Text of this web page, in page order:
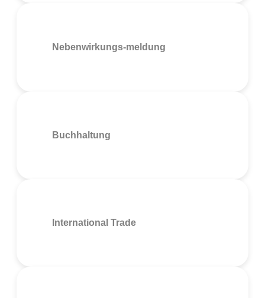
Nebenwirkungs-meldung
Buchhaltung
International Trade